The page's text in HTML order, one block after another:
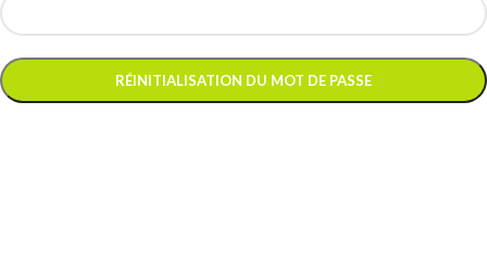
RÉINITIALISATION DU MOT DE PASSE